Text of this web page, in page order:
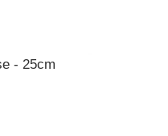
- 25cm